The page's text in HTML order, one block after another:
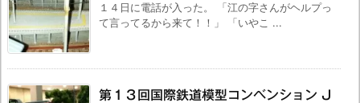
１４日に電話が入った。 「江の字さんがヘルプっ
て言ってるから来て！！」 「いやこ ...
第１３回国際鉄道模型コンベンション J